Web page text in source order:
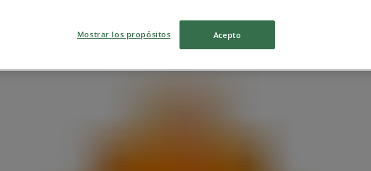
Mostrar los propósitos Acepto